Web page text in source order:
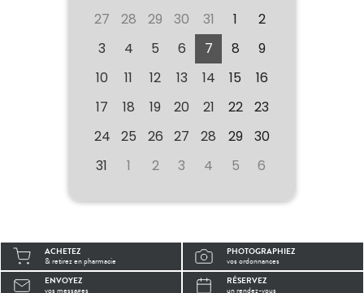
27 28 29 30 31 1
2
3
4 5 6 7 8
9
10
11 12 13 14 15
16
17
18 19 20 21 22
23
24
25 26 27 28 29
30
31
1 2 3 4 5 6
ACHETEZ
& retirez en pharmacie
PHOTOGRAPHIEZ
vos ordonnances
ENVOYEZ
vos messages
RÉSERVEZ
un rendez-vous